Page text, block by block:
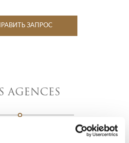
ЗАПРОС
AGENCES